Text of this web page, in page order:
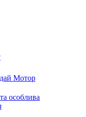
Мотор
особлива